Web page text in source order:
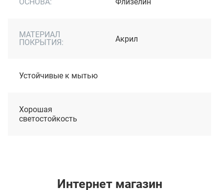
МАТЕРИАЛ
ПОКРЫТИЯ:
Акрил
Устойчивые к мытью
Хорошая
светостойкость
Интернет магазин